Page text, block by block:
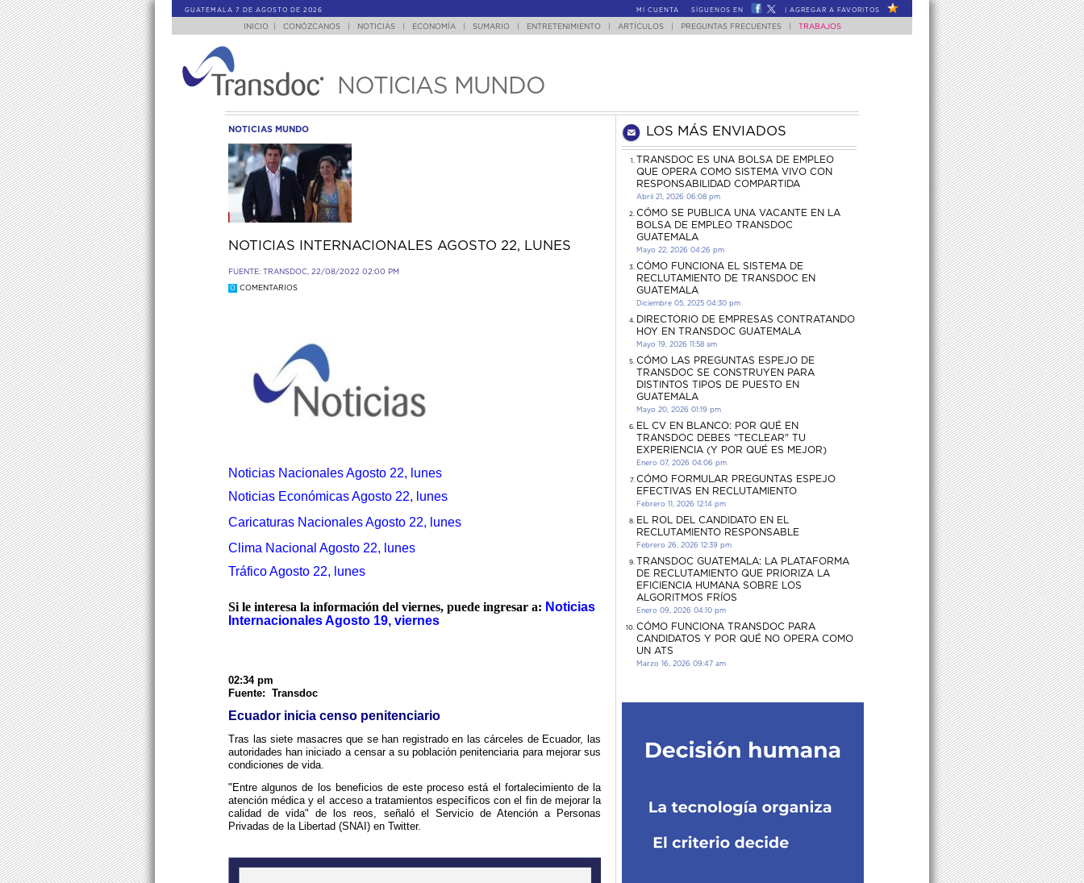
GUATEMALA 7 DE AGOSTO DE 2026 MI CUENTA SÍGUENOS EN AGREGAR A FAVORITOS
INICIO CONÓZCANOS NOTICIAS ECONOMÍA SUMARIO ENTRETENIMIENTO ARTÍCULOS PREGUNTAS FRECUENTES TRABAJOS
NOTICIAS MUNDO
NOTICIAS MUNDO
NOTICIAS INTERNACIONALES AGOSTO 22, LUNES
FUENTE: TRANSDOC, 22/08/2022 02:00 PM
0 COMENTARIOS
Noticias Nacionales Agosto 22, lunes
Noticias Económicas Agosto 22, lunes
Caricaturas Nacionales Agosto 22, lunes
Clima Nacional Agosto 22, lunes
Tráfico Agosto 22, lunes
Si le interesa la información del viernes, puede ingresar a: Noticias
Internacionales Agosto 19, viernes
02:34 pm
Fuente: Transdoc
Ecuador inicia censo penitenciario
Tras las siete masacres que se han registrado en las cárceles de Ecuador, las
autoridades han iniciado a censar a su población penitenciaria para mejorar sus
condiciones de vida.
"Entre algunos de los beneficios de este proceso está el fortalecimiento de la
atención médica y el acceso a tratamientos específicos con el fin de mejorar la
calidad de vida" de los reos, señaló el Servicio de Atención a Personas
Privadas de la Libertad (SNAI) en Twitter.
LOS MÁS ENVIADOS
TRANSDOC ES UNA BOLSA DE EMPLEO
QUE OPERA COMO SISTEMA VIVO CON
RESPONSABILIDAD COMPARTIDA
Abril 21, 2026 06:08 pm
CÓMO SE PUBLICA UNA VACANTE EN LA
BOLSA DE EMPLEO TRANSDOC
GUATEMALA
Mayo 22, 2026 04:26 pm
CÓMO FUNCIONA EL SISTEMA DE
RECLUTAMIENTO DE TRANSDOC EN
GUATEMALA
Diciembre 05, 2025 04:30 pm
DIRECTORIO DE EMPRESAS CONTRATANDO
HOY EN TRANSDOC GUATEMALA
Mayo 19, 2026 11:58 am
CÓMO LAS PREGUNTAS ESPEJO DE
TRANSDOC SE CONSTRUYEN PARA
DISTINTOS TIPOS DE PUESTO EN
GUATEMALA
Mayo 20, 2026 01:19 pm
EL CV EN BLANCO: POR QUÉ EN
TRANSDOC DEBES "TECLEAR" TU
EXPERIENCIA (Y POR QUÉ ES MEJOR)
Enero 07, 2026 04:06 pm
CÓMO FORMULAR PREGUNTAS ESPEJO
EFECTIVAS EN RECLUTAMIENTO
Febrero 11, 2026 12:14 pm
EL ROL DEL CANDIDATO EN EL
RECLUTAMIENTO RESPONSABLE
Febrero 26, 2026 12:39 pm
TRANSDOC GUATEMALA: LA PLATAFORMA
DE RECLUTAMIENTO QUE PRIORIZA LA
EFICIENCIA HUMANA SOBRE LOS
ALGORITMOS FRÍOS
Enero 09, 2026 04:10 pm
CÓMO FUNCIONA TRANSDOC PARA
CANDIDATOS Y POR QUÉ NO OPERA COMO
UN ATS
Marzo 16, 2026 09:47 am